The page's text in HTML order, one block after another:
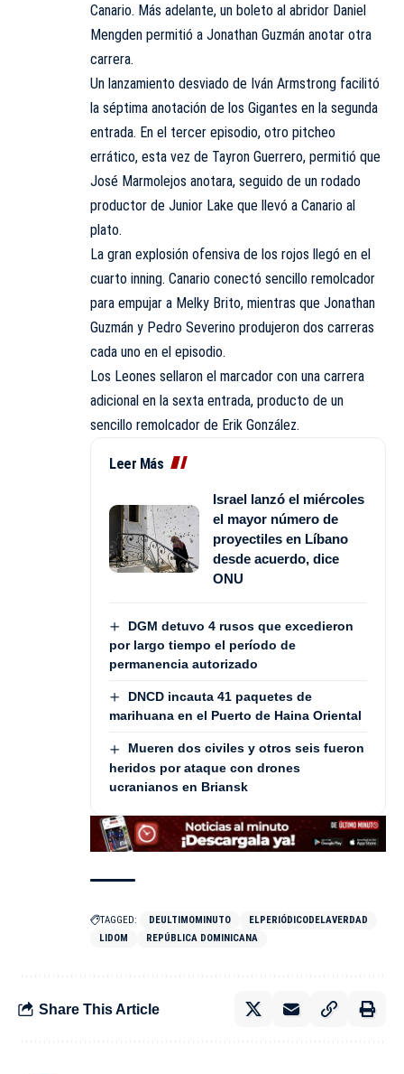
Canario. Más adelante, un boleto al abridor Daniel
Mengden permitió a Jonathan Guzmán anotar otra
carrera.
Un lanzamiento desviado de Iván Armstrong facilitó
la séptima anotación de los Gigantes en la segunda
entrada. En el tercer episodio, otro pitcheo
errático, esta vez de Tayron Guerrero, permitió que
José Marmolejos anotara, seguido de un rodado
productor de Junior Lake que llevó a Canario al
plato.
La gran explosión ofensiva de los rojos llegó en el
cuarto inning. Canario conectó sencillo remolcador
para empujar a Melky Brito, mientras que Jonathan
Guzmán y Pedro Severino produjeron dos carreras
cada uno en el episodio.
Los Leones sellaron el marcador con una carrera
adicional en la sexta entrada, producto de un
sencillo remolcador de Erik González.
Leer Más
Israel lanzó el miércoles
el mayor número de
proyectiles en Líbano
desde acuerdo, dice
ONU
DGM detuvo 4 rusos que excedieron
por largo tiempo el período de
permanencia autorizado
DNCD incauta 41 paquetes de
marihuana en el Puerto de Haina Oriental
Mueren dos civiles y otros seis fueron
heridos por ataque con drones
ucranianos en Briansk
TAGGED: DEULTIMOMINUTO
ELPERIÓDICODELAVERDAD
LIDOM
REPÚBLICA DOMINICANA
Share This Article